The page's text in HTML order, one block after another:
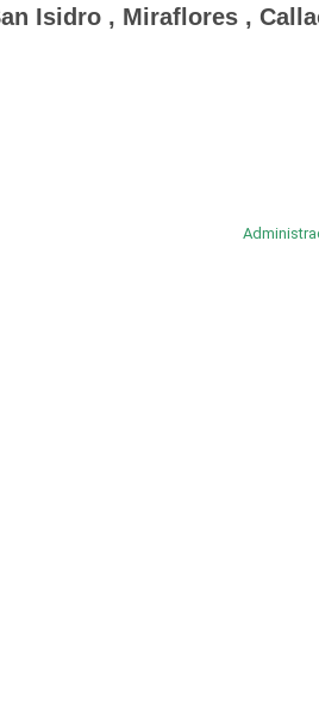
Isidro , Miraflores ,